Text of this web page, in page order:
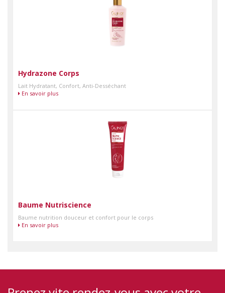
Hydrazone Corps
Lait Hydratant, Confort, Anti-Desséchant
En savoir plus
Baume Nutriscience
Baume nutrition douceur et confort pour le corps
En savoir plus